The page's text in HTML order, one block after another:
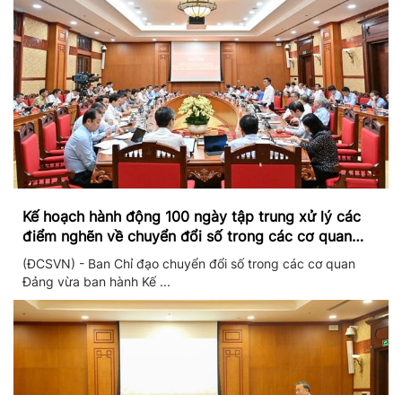
Kế hoạch hành động 100 ngày tập trung xử lý các
điểm nghẽn về chuyển đổi số trong các cơ quan
Đảng
(ĐCSVN) - Ban Chỉ đạo chuyển đổi số trong các cơ quan
Đảng vừa ban hành Kế ...